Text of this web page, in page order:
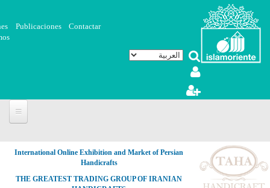
تجاوز إلى المحتوى الرئيسي
Contactar
Publicaciones
International Online Exhibition and Market of Persian
Handicrafts
THE GREATEST TRADING GROUP OF IRANIAN